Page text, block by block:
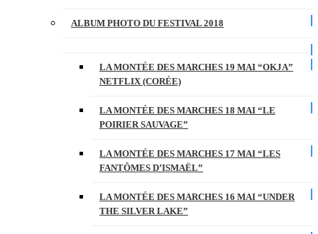
ALBUM PHOTO DU FESTIVAL 2018
LA MONTÉE DES MARCHES 19 MAI “OKJA”
NETFLIX (CORÉE)
LA MONTÉE DES MARCHES 18 MAI “LE
POIRIER SAUVAGE”
LA MONTÉE DES MARCHES 17 MAI “LES
FANTÔMES D’ISMAËL”
LA MONTÉE DES MARCHES 16 MAI “UNDER
THE SILVER LAKE”